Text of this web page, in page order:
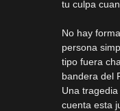
tu culpa
No hay
persona
tipo fuera
bandera del
Una
cuenta esta